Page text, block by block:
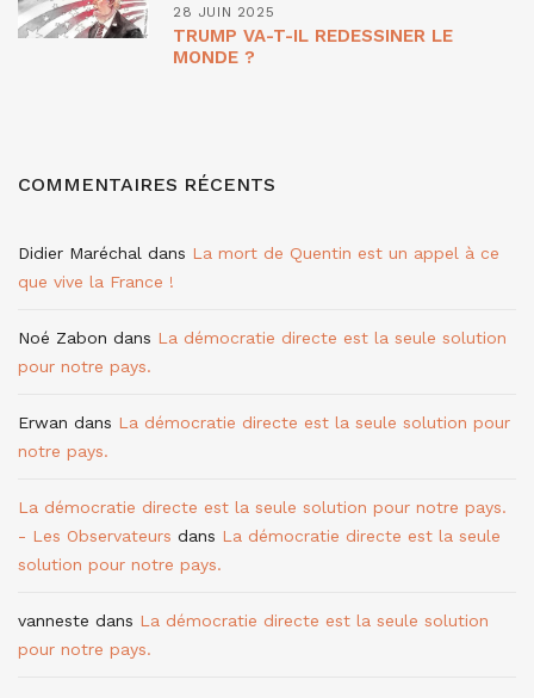
28 JUIN 2025
TRUMP VA-T-IL REDESSINER LE
MONDE ?
COMMENTAIRES RÉCENTS
Didier Maréchal dans La mort de Quentin est un appel à ce
que vive la France !
Noé Zabon dans La démocratie directe est la seule solution
pour notre pays.
Erwan dans La démocratie directe est la seule solution pour
notre pays.
La démocratie directe est la seule solution pour notre pays.
- Les Observateurs dans La démocratie directe est la seule
solution pour notre pays.
vanneste dans La démocratie directe est la seule solution
pour notre pays.